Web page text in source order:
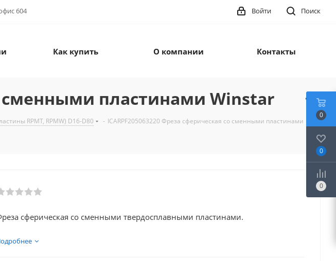
604 Поиск
Войти
Как купить О компании Контакты
сменными пластинами Winstar
RPMT, RPMW) D16-D80 - ICARPF205063220 Фреза сферическая со сменными пластинами
сферическая со сменными твердосплавными пластинами.
0
0
0